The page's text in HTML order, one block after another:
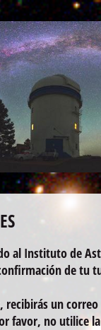
al Instituto de
de tu
un
favor, no utilice